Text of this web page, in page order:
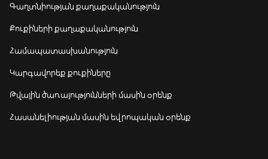
Գաղտնիության քաղաքականություն
Քուքիների քաղաքականություն
Համապատասխանություն
Կարգավորեք քուքիները
Թվային ծառայությունների մասին օրենք
Հասանելիության մասին եվրոպական օրենք